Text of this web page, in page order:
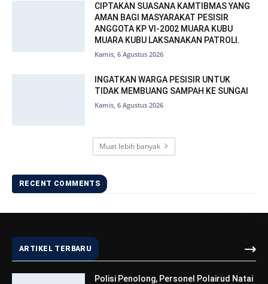
CIPTAKAN SUASANA KAMTIBMAS YANG
AMAN BAGI MASYARAKAT PESISIR
ANGGOTA KP VI-2002 MUARA KUBU
MUARA KUBU LAKSANAKAN PATROLI.
Kamis, 6 Agustus 2026
INGATKAN WARGA PESISIR UNTUK
TIDAK MEMBUANG SAMPAH KE SUNGAI
Kamis, 6 Agustus 2026
Muat lebih banyak
RECENT COMMENTS
ARTIKEL TERBARU
Polisi Penolong, Personel Polairud Natai